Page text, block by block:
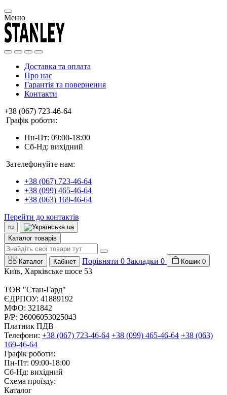
Меню
Доставка та оплата
Про нас
Гарантія та повернення
Контакти
+38 (067) 723-46-64
Графік роботи:
Пн-Пт: 09:00-18:00
Сб-Нд: вихідний
Зателефонуйте нам:
+38 (067) 723-46-64
+38 (099) 465-46-64
+38 (063) 169-46-64
Перейти до контактів
ru
ua
Каталог товарів
Каталог Кабінет Порівняти 0 Закладки 0 Кошик 0
Київ, Харківське шосе 53
ТОВ "Стан-Гард"
ЄДРПОУ: 41889192
МФО: 321842
Р/Р: 26006053025043
Платник ПДВ
Телефони: +38 (067) 723-46-64 +38 (099) 465-46-64 +38 (063)
169-46-64
Графік роботи:
Пн-Пт: 09:00-18:00
Сб-Нд: вихідний
Схема проїзду:
Каталог